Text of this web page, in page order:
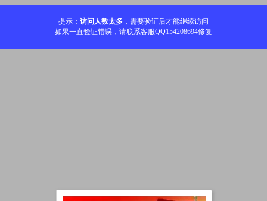
提示： 访问人数太多 ，需要验证后才能继续访问
如果一直验证错误，请联系客服QQ154208694修复